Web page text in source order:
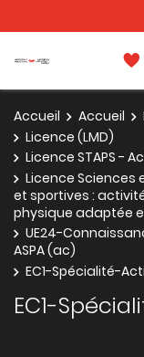
Accueil Accueil
Licence (LMD)
Licence STAPS -
Licence
et sportives :
physique adaptée
UE24-
ASPA (ac)
EC1-Spécialité-
EC1-